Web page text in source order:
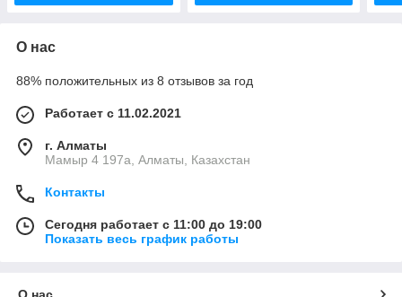
О нас
88% положительных из 8 отзывов за год
Работает с 11.02.2021
г. Алматы
Мамыр 4 197а, Алматы, Казахстан
Контакты
Сегодня работает с 11:00 до 19:00
Показать весь график работы